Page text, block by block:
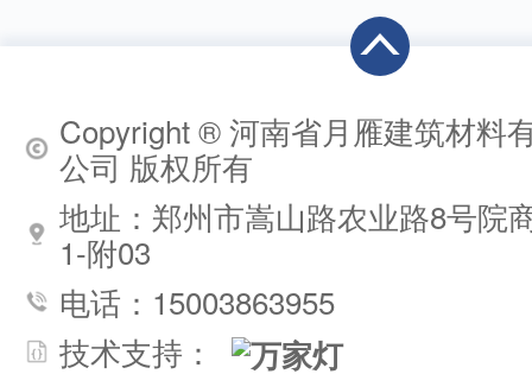
但所用情况不一定一致碳纤维和钢材
弹性模量基本一致，但碳纤维的抗...
们的生活相提并论。因为碳纤维布加
固不仅对美观有影响，还会主要影响
工程质量，所以一定不能马虎。那么
你知道如何解决碳纤维布加固出现了
空鼓的现象么？下面河南碳纤维布厂
家小编整理了一些资料与大家分享，
希望对大家有所帮助。碳纤维布加
固...
Copyright ® 河南省月雁建筑材料
公司 版权所有
地址：郑州市嵩山路农业路8号院
1-附03
电话：15003863955
技术支持：